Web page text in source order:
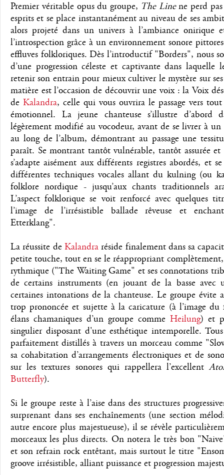
Premier véritable opus du groupe, The Linene perd
esprits et se place instantanément au niveau de ses
alors projeté dans un univers à l’ambiance onirique
l’introspection grâce à un environnement sonore
effluves folkloriques. Dès l’introductif "Borders", nous
d’une progression céleste et captivante dans laquelle
retenir son entrain pour mieux cultiver le mystère sur
matière est l’occasion de découvrir une voix : la Voix
de Kalandra, celle qui vous ouvrira le passage vers
émotionnel. La jeune chanteuse s’illustre d’abord
légèrement modifié au vocodeur, avant de se livrer à
au long de l’album, démontrant au passage une
paraît. Se montrant tantôt vulnérable, tantôt assurée
s’adapte aisément aux différents registres abordés, et
différentes techniques vocales allant du kulning (ou
folklore nordique - jusqu’aux chants traditionnels
L’aspect folklorique se voit renforcé avec quelques
l’image de l’irrésistible ballade rêveuse et
Etterklang".
La réussite de Kalandraréside finalement dans sa
petite touche, tout en se le réappropriant complètement,
rythmique ("The Waiting Game" et ses connotations
de certains instruments (en jouant de la basse avec
certaines intonations de la chanteuse. Le groupe évite
trop prononcée et sujette à la caricature (à l’image
élans chamaniques d’un groupe comme Heilung) et
singulier disposant d'une esthétique intemporelle.
parfaitement distillés à travers un morceau comme
sa cohabitation d’arrangements électroniques et de
sur les textures sonores qui rappellera l’excellent
Butterfly).
Si le groupe reste à l’aise dans des structures
surprenant dans ses enchaînements (une section
autre encore plus majestueuse), il se révèle
morceaux les plus directs. On notera le très bon
et son refrain rock entêtant, mais surtout le titre
groove irrésistible, alliant puissance et progression